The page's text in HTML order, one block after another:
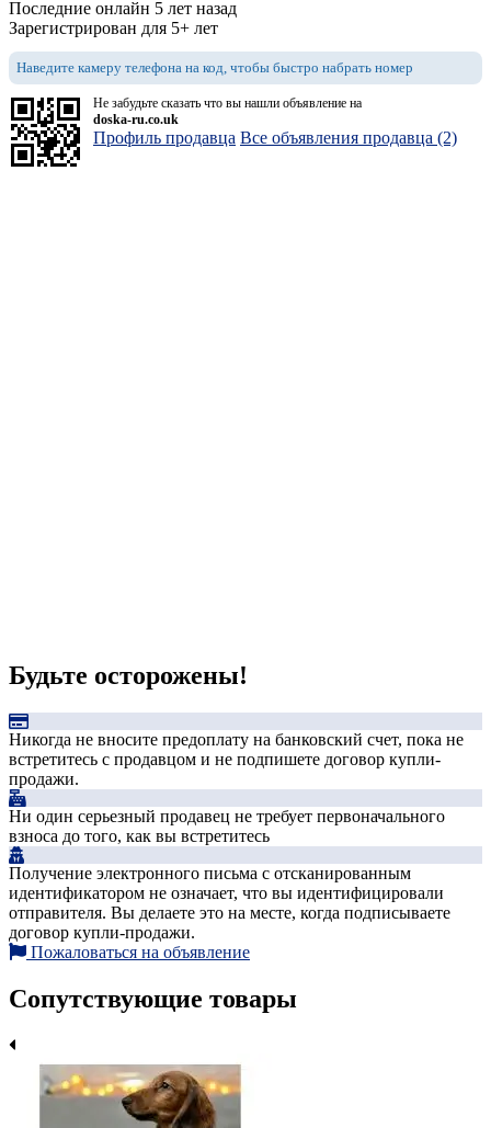
Последние онлайн 5 лет назад
Зарегистрирован для 5+ лет
Наведите камеру телефона на код, чтобы быстро набрать номер
Не забудьте сказать что вы нашли объявление на
doska-ru.co.uk
Профиль продавца Все объявления продавца (2)
Будьте осторожены!
Никогда не вносите предоплату на банковский счет, пока не
встретитесь с продавцом и не подпишете договор купли-
продажи.
Ни один серьезный продавец не требует первоначального
взноса до того, как вы встретитесь
Получение электронного письма с отсканированным
идентификатором не означает, что вы идентифицировали
отправителя. Вы делаете это на месте, когда подписываете
договор купли-продажи.
Пожаловаться на объявление
Сопутствующие товары